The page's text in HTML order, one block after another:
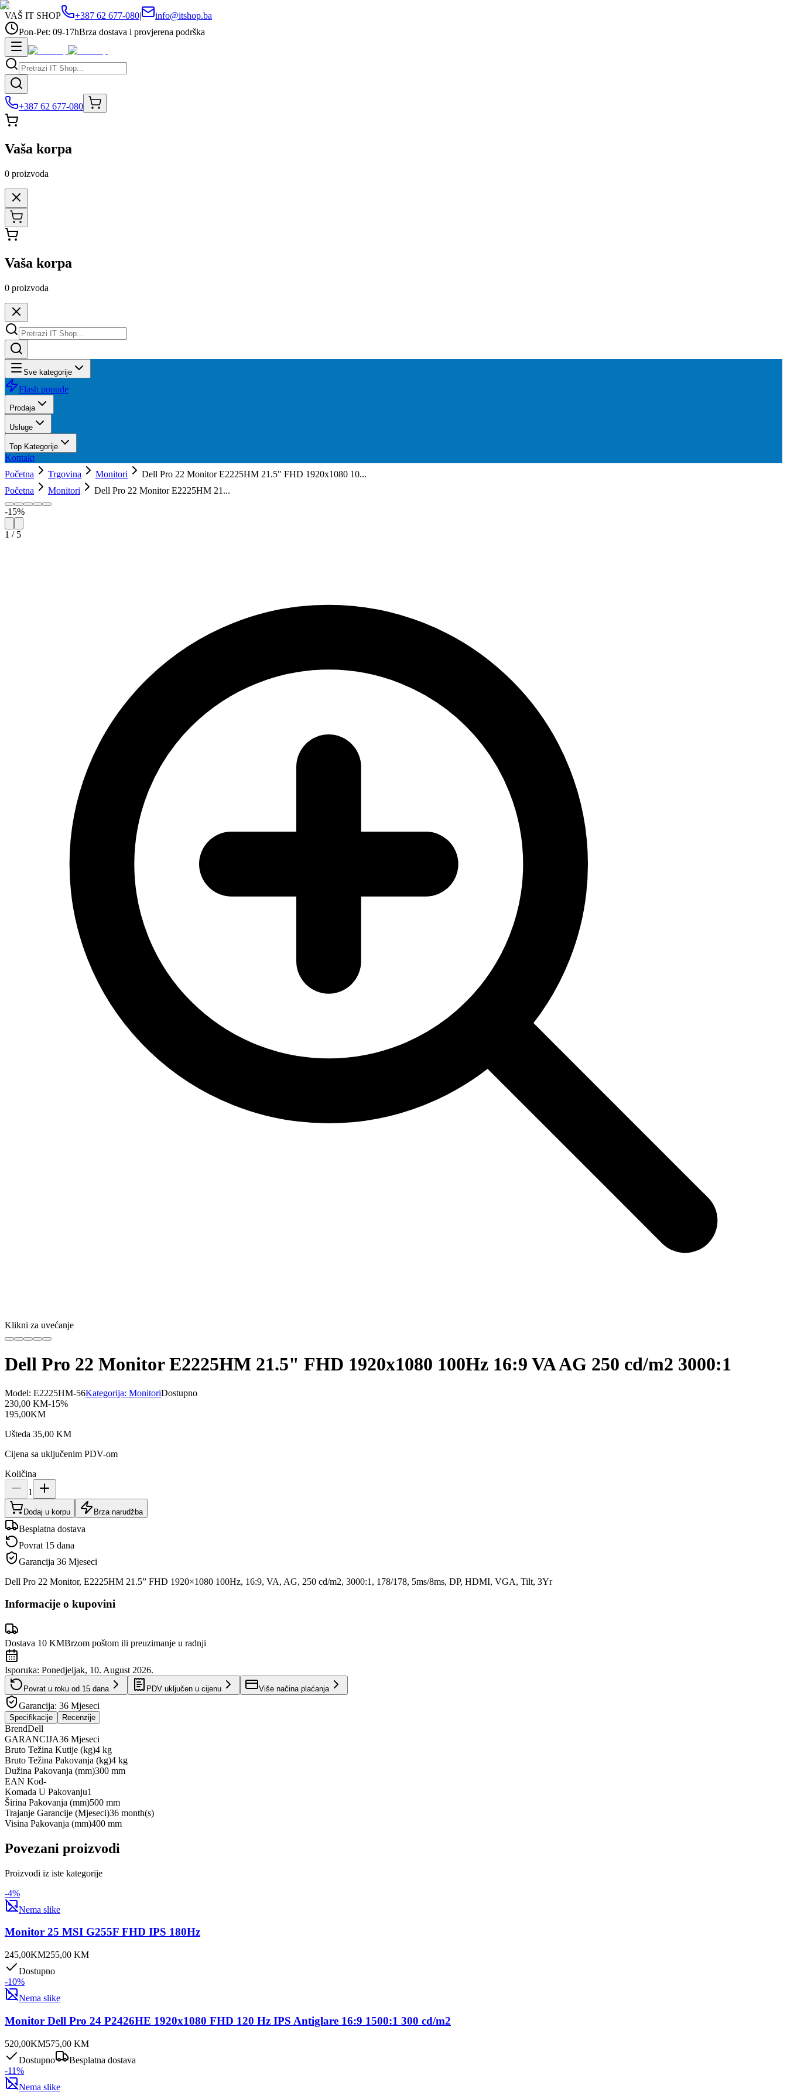
VAŠ IT SHOP +387 62 677-080|
info@itshop.ba
Pon-Pet: 09-17hBrza dostava i provjerena podrška
+387 62 677-080
Vaša korpa
0 proizvoda
Vaša korpa
0 proizvoda
Sve kategorije
Flash ponude
Prodaja
Usluge
Top Kategorije
Kontakt
Početna
Trgovina Monitori
Dell Pro 22 Monitor E2225HM 21.5" FHD 1920x1080 10...
Početna
Monitori Dell Pro 22 Monitor E2225HM 21...
-15%
1 / 5
Klikni za uvećanje
Dell Pro 22 Monitor E2225HM 21.5" FHD 1920x1080 100Hz 16:9 VA AG 250 cd/m2 3000:1
Model: E2225HM-56Kategorija: MonitoriDostupno
230,00 KM-15%
195,00KM
Ušteda 35,00 KM
Cijena sa uključenim PDV-om
Količina
1
Dodaj u korpu Brza narudžba
Besplatna dostava
Povrat 15 dana
Garancija 36 Mjeseci
Dell Pro 22 Monitor, E2225HM 21.5” FHD 1920×1080 100Hz, 16:9, VA, AG, 250 cd/m2, 3000:1, 178/178, 5ms/8ms, DP, HDMI, VGA, Tilt, 3Yr
Informacije o kupovini
Dostava 10 KMBrzom poštom ili preuzimanje u radnji
Isporuka: Ponedjeljak, 10. August 2026.
Povrat u roku od 15 dana PDV uključen u cijenu Više načina plaćanja
Garancija: 36 Mjeseci
Specifikacije Recenzije
BrendDell
GARANCIJA36 Mjeseci
Bruto Težina Kutije (kg)4 kg
Bruto Težina Pakovanja (kg)4 kg
Dužina Pakovanja (mm)300 mm
EAN Kod-
Komada U Pakovanju1
Širina Pakovanja (mm)500 mm
Trajanje Garancije (Mjeseci)36 month(s)
Visina Pakovanja (mm)400 mm
Povezani proizvodi
Proizvodi iz iste kategorije
-4%
Nema slike
Monitor 25 MSI G255F FHD IPS 180Hz
245,00KM255,00 KM
Dostupno
-10%
Nema slike
Monitor Dell Pro 24 P2426HE 1920x1080 FHD 120 Hz IPS Antiglare 16:9 1500:1 300 cd/m2
520,00KM575,00 KM
Dostupno
Besplatna dostava
-11%
Nema slike